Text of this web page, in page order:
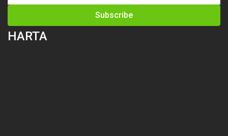
HARTA